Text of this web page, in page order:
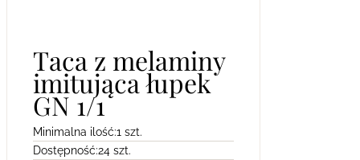
Taca z melaminy
imitująca łupek
GN 1/1
Minimalna ilość:1 szt.
Dostępność:24 szt.